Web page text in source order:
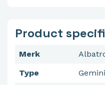
Product
Merk
Type
Gemini